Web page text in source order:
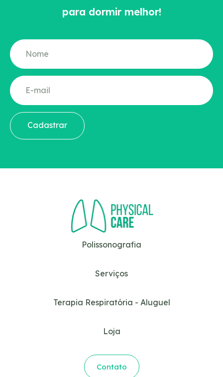
para dormir melhor!
Cadastrar
Polissonografia
Serviços
Terapia Respiratória - Aluguel
Loja
Contato